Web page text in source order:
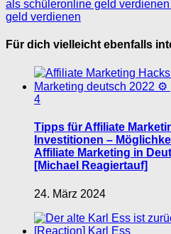
als schüleronline geld
geld verdienen
Für dich vielleicht ebenfalls
4
Tipps für Affiliate
Investitionen –
Affiliate Marketing in
[Michael Reagiertauf]
24. März 2024